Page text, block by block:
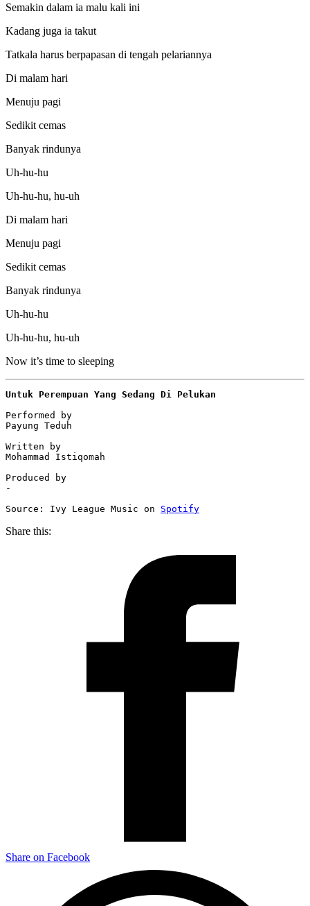
Semakin dalam ia malu kali ini
Kadang juga ia takut
Tatkala harus berpapasan di tengah pelariannya
Di malam hari
Menuju pagi
Sedikit cemas
Banyak rindunya
Uh-hu-hu
Uh-hu-hu, hu-uh
Di malam hari
Menuju pagi
Sedikit cemas
Banyak rindunya
Uh-hu-hu
Uh-hu-hu, hu-uh
Now it’s time to sleeping
Untuk Perempuan Yang Sedang Di Pelukan
Performed by
Payung Teduh
Written by
Mohammad Istiqomah
Produced by
-
Source: Ivy League Music on Spotify
Share this:
Share on Facebook